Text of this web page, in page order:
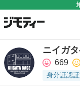
ニイガ
669
身分証認